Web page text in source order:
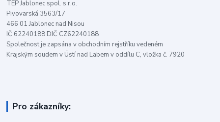
TEP Jablonec spol. s r.o.
Pivovarská 3563/17
466 01 Jablonec nad Nisou
IČ 62240188 DIČ CZ62240188
Společnost je zapsána v obchodním rejstříku vedeném
Krajským soudem v Ústí nad Labem v oddílu C, vložka č. 7920
Pro zákazníky: